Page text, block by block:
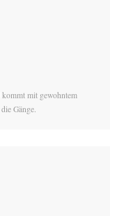
mit gewohntem
Gänge.